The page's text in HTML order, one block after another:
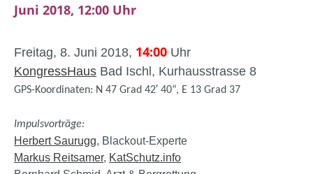
Juni 2018, 12:00 Uhr
Freitag, 8. Juni 2018, 14:00 Uhr
KongressHaus Bad Ischl, Kurhausstrasse 8
GPS-Koordinaten: N 47 Grad 42′ 40“, E 13 Grad 37
Impulsvorträge:
Herbert Saurugg, Blackout-Experte
Markus Reitsamer, KatSchutz.info